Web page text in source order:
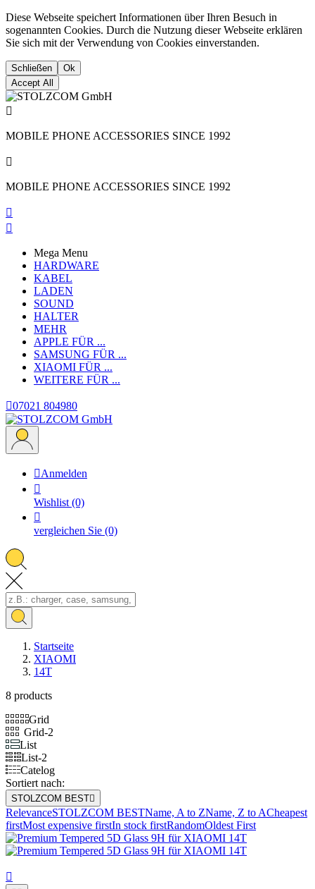
Diese Webseite speichert Informationen über Ihren Besuch in
sogenannten Cookies. Durch die Nutzung dieser Webseite erklären
Sie sich mit der Verwendung von Cookies einverstanden.
Schließen
Ok
Accept All

MOBILE PHONE ACCESSORIES SINCE 1992

MOBILE PHONE ACCESSORIES SINCE 1992


Mega Menu
HARDWARE
KABEL
LADEN
SOUND
HALTER
MEHR
APPLE FÜR ...
SAMSUNG FÜR ...
XIAOMI FÜR ...
WEITERE FÜR ...
07021 804980
Anmelden

Wishlist (0)

vergleichen Sie (0)
Startseite
XIAOMI
14T
8 products
Grid
Grid-2
List
List-2
Catelog
Sortiert nach:
STOLZCOM BEST
RelevanceSTOLZCOM BESTName, A to ZName, Z to ACheapest
firstMost expensive firstIn stock firstRandomOldest First
